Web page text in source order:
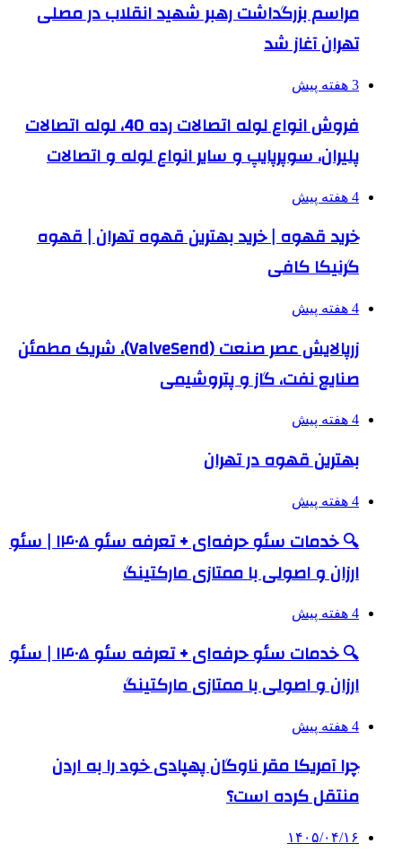
مراسم بزرگداشت رهبر شهید انقلاب در مصلی
تهران آغاز شد
3 هفته پیش
فروش انواع لوله اتصالات رده 40، لوله اتصالات
پلیران، سوپرپایپ و سایر انواع لوله و اتصالات
4 هفته پیش
خرید قهوه | خرید بهترین قهوه تهران | قهوه
گرنیکا کافی
4 هفته پیش
زرپالایش عصر صنعت (ValveSend)، شریک مطمئن
صنایع نفت، گاز و پتروشیمی
4 هفته پیش
بهترین قهوه در تهران
4 هفته پیش
🔍 خدمات سئو حرفه‌ای + تعرفه سئو ۱۴۰۵ | سئو
ارزان و اصولی با ممتازی مارکتینگ
4 هفته پیش
🔍 خدمات سئو حرفه‌ای + تعرفه سئو ۱۴۰۵ | سئو
ارزان و اصولی با ممتازی مارکتینگ
4 هفته پیش
چرا آمریکا مقر ناوگان پهپادی خود را به اردن
منتقل کرده است؟
۱۴۰۵/۰۴/۱۶